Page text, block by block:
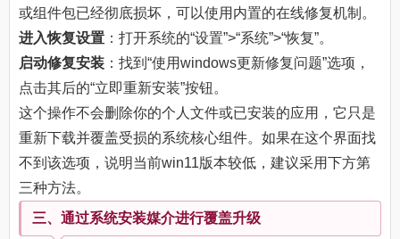
或组件包已经彻底损坏，可以使用内置的在线修复机制。
进入恢复设置 ：打开系统的“设置”>“系统”>“恢复”。
启动修复安装 ：找到“使用windows更新修复问题”选项，
点击其后的“立即重新安装”按钮。
这个操作不会删除你的个人文件或已安装的应用，它只是
重新下载并覆盖受损的系统核心组件。如果在这个界面找
不到该选项，说明当前win11版本较低，建议采用下方第
三种方法。
三、通过系统安装媒介进行覆盖升级